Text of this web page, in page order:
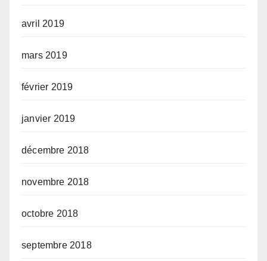
avril 2019
mars 2019
février 2019
janvier 2019
décembre 2018
novembre 2018
octobre 2018
septembre 2018